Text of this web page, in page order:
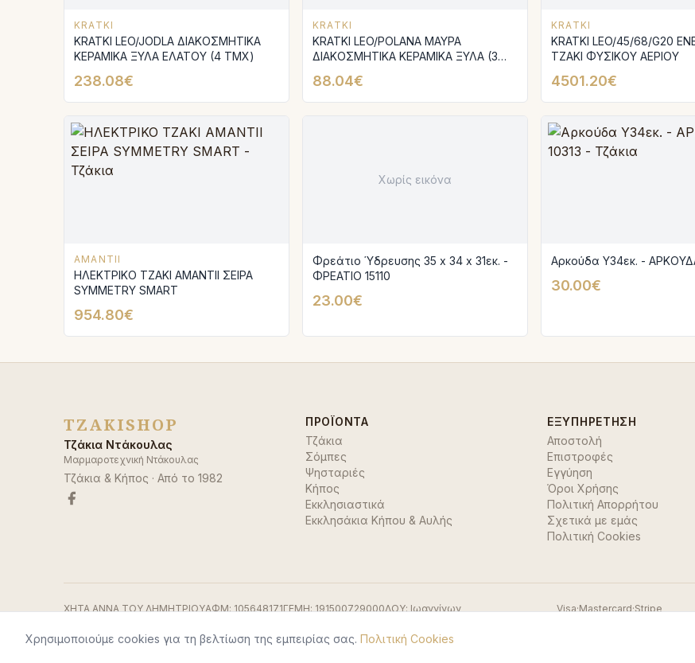
KRATKI
KRATKI LEO/JODLA ΔΙΑΚΟΣΜΗΤΙΚΑ
ΚΕΡΑΜΙΚΑ ΞΥΛΑ ΕΛΑΤΟΥ (4 ΤΜΧ)
238.08€
KRATKI
KRATKI LEO/POLANA ΜΑΥΡΑ
ΔΙΑΚΟΣΜΗΤΙΚΑ ΚΕΡΑΜΙΚΑ ΞΥΛΑ (3
88.04€
KRATKI
KRATKI LEO/45/68/G20 ΕΝΕΡΓΕΙΑΚΟ
ΤΖΑΚΙ ΦΥΣΙΚΟΥ ΑΕΡΙΟΥ
4501.20€
AMANTII
ΗΛΕΚΤΡΙΚΟ ΤΖΑΚΙ AMANTIΙ ΣΕΙΡΑ
SYMMETRY SMART
954.80€
Χωρίς εικόνα
Φρεάτιο Ύδρευσης 35 x 34 x 31εκ. -
ΦΡΕΑΤΙΟ 15110
23.00€
Αρκούδα Υ34εκ. -
30.00€
TZAKISHOP
Τζάκια Ντάκουλας
Μαρμαροτεχνική Ντάκουλας
Τζάκια & Κήπος · Από το 1982
ΠΡΟΪΌΝΤΑ
Τζάκια
Σόμπες
Ψησταριές
Κήπος
Εκκλησιαστικά
Εκκλησάκια Κήπου & Αυλής
ΕΞΥΠΗΡΈΤΗΣΗ
Αποστολή
Επιστροφές
Εγγύηση
Όροι Χρήσης
Πολιτική Απορρήτου
Σχετικά με εμάς
Πολιτική Cookies
ΧΗΤΑ ΑΝΝΑ ΤΟΥ ΔΗΜΗΤΡΙΟΥΑΦΜ: 105648171ΓΕΜΗ: 191500729000ΔΟΥ: Ιωαννίνων Visa·Mastercard·Stripe
Χρησιμοποιούμε cookies για τη βελτίωση της εμπειρίας σας. Πολιτική Cookies